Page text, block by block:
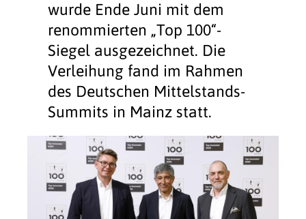
wurde Ende Juni mit dem
renommierten „Top 100“-
Siegel ausgezeichnet. Die
Verleihung fand im Rahmen
des Deutschen Mittelstands-
Summits in Mainz statt.